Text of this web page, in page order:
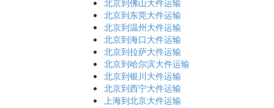
北京到佛山大件运输
北京到东莞大件运输
北京到温州大件运输
北京到海口大件运输
北京到拉萨大件运输
北京到哈尔滨大件运输
北京到银川大件运输
北京到西宁大件运输
上海到北京大件运输